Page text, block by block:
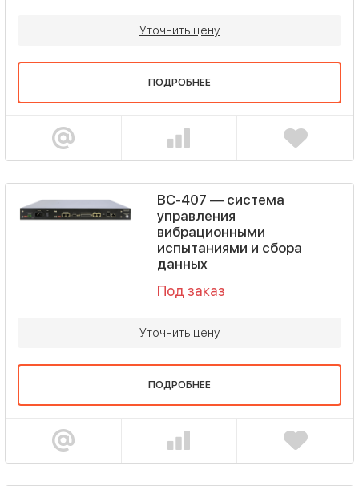
Уточнить цену
ПОДРОБНЕЕ
ВС-407 — система
управления
вибрационными
испытаниями и сбора
данных
Под заказ
Уточнить цену
ПОДРОБНЕЕ